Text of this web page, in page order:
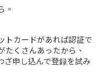
。
トカードがあれば認証で
たくさんあったから、
ざ申し込んで登録を試み